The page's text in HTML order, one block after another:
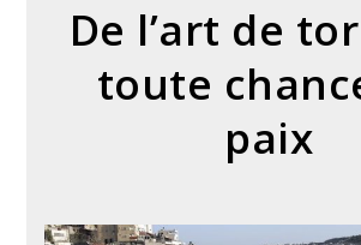
De l’art de
toute
paix